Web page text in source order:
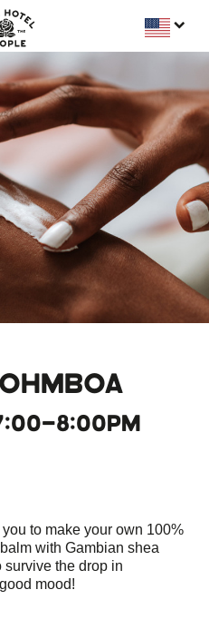
8:00PM
to make your own 100%
with Gambian shea
survive the drop in
mood!